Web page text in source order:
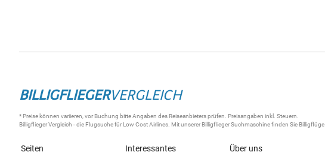
BILLIGFLIEGERVERGLEICH
* Preise können variieren, vor Buchung bitte Angaben des Reiseanbieters prüfen. Preisangaben inkl. Steuern.
BilligfliegerVergleich - die Flugsuchefür Low Cost Airlines. Mit unsererBilligflieger Suchmaschinefinden Sie Billigflüge
Seiten Interessantes Über uns